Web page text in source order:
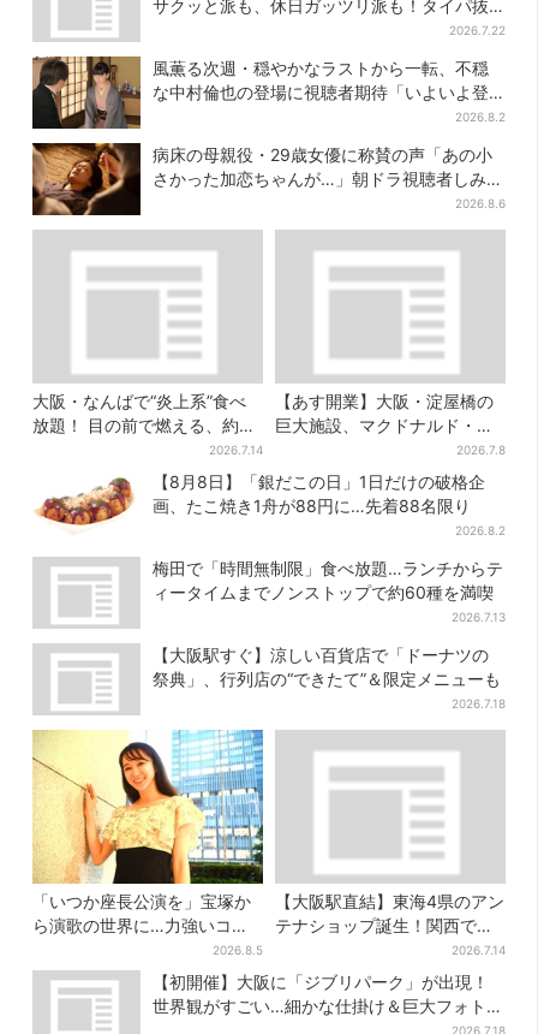
サクッと派も、休日ガッツリ派も！タイパ抜
2026.7.22
風薫る次週・穏やかなラストから一転、不穏
な中村倫也の登場に視聴者期待「いよいよ登
2026.8.2
病床の母親役・29歳女優に称賛の声「あの小
さかった加恋ちゃんが…」朝ドラ視聴者しみじ
2026.8.6
大阪・なんばで“炎上系”食べ
放題！ 目の前で燃える、約40
種類のランチビュッフェ2026.7.14
【あす開業】大阪・淀屋橋の
巨大施設、マクドナルド・鶴
丸うどん…グルメ充実！“500
円前後ランチ”も叶う
2026.7.8
【8月8日】「銀だこの日」1日だけの破格企
画、たこ焼き1舟が88円に…先着88名限り
2026.8.2
梅田で「時間無制限」食べ放題…ランチからテ
ィータイムまでノンストップで約60種を満喫
2026.7.13
【大阪駅すぐ】涼しい百貨店で「ドーナツの
祭典」、行列店の“できたて”＆限定メニューも
2026.7.18
「いつか座長公演を」宝塚か
ら演歌の世界に…力強いコブ
シで聴かせる有沙瞳の目指す
道とは
2026.8.5
【大阪駅直結】東海4県のアン
テナショップ誕生！関西では
ここでしか買えない限定グル
メも
2026.7.14
【初開催】大阪に「ジブリパーク」が出現！
世界観がすごい…細かな仕掛け＆巨大フォトス
2026.7.18